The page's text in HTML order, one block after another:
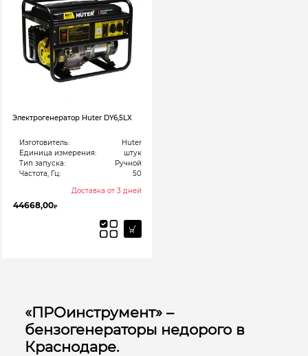
Электрогенератор Huter DY6,5LX
Изготовитель:
Huter
Единица измерения:
штук
Тип запуска:
Ручной
Частота, Гц:
50
Доставка от 3 дней
44668,00₽
«ПРОинструмент» –
бензогенераторы недорого в
Краснодаре.